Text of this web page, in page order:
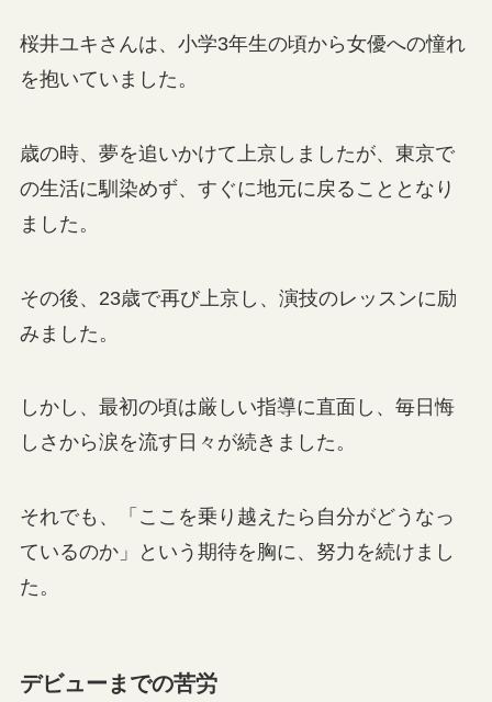
桜井ユキさんは、小学3年生の頃から女優への憧れ
を抱いていました。
歳の時、夢を追いかけて上京しましたが、東京で
の生活に馴染めず、すぐに地元に戻ることとなり
ました。
その後、23歳で再び上京し、演技のレッスンに励
みました。
しかし、最初の頃は厳しい指導に直面し、毎日悔
しさから涙を流す日々が続きました。
それでも、「ここを乗り越えたら自分がどうなっ
ているのか」という期待を胸に、努力を続けまし
た。
デビューまでの苦労